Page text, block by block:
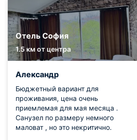
Отель София
1.5 км от центра
Александр
Бюджетный вариант для
проживания, цена очень
приемлемая для мая месяца .
Санузел по размеру немного
маловат , но это некритично.